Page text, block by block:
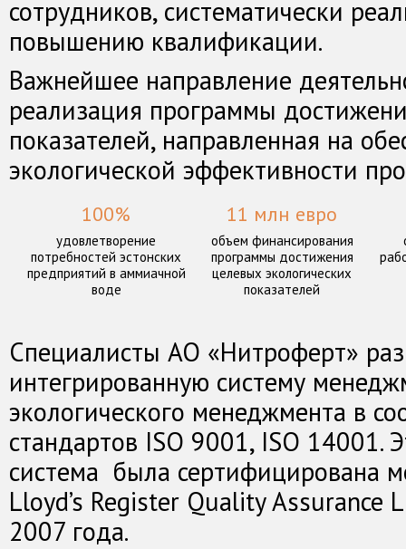
сотрудников, систематически
повышению квалификации.
Важнейшее направление
реализация программы
показателей, направленная на
экологической эффективности
100%
удовлетворение
потребностей эстонских
предприятий в аммиачной
воде
11 млн евро
объем финансирования
программы достижения
целевых экологических
показателей
Специалисты АО «Нитроферт»
интегрированную систему
экологического менеджмента в
стандартов ISO 9001, ISO 14001.
система была сертифицирована
Lloyd’s Register Quality Assurance
2007 года.